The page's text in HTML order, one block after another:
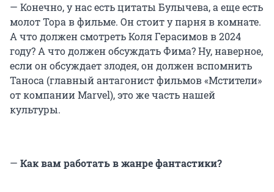
— Конечно, у нас есть цитаты Булычева, а еще есть
молот Тора в фильме. Он стоит у парня в комнате.
А что должен смотреть Коля Герасимов в 2024
году? А что должен обсуждать Фима? Ну, наверное,
если он обсуждает злодея, он должен вспомнить
Таноса (главный антагонист фильмов «Мстители»
от компании Marvel), это же часть нашей
культуры.
— Как вам работать в жанре фантастики?